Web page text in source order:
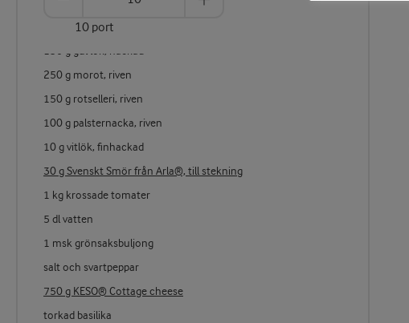
10 port
150 g gul lök, hackad
250 g morot, riven
150 g rotselleri, riven
100 g palsternacka, riven
10 g vitlök, finhackad
30 g Svenskt Smör från Arla®, till stekning
1 kg krossade tomater
5 dl vatten
1 msk grönsaksbuljong
salt och svartpeppar
750 g KESO® Cottage cheese
torkad basilika